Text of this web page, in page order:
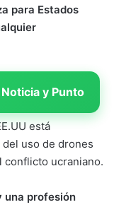
para Estados
y Punto
está
uso de drones
conflicto ucraniano.
una profesión